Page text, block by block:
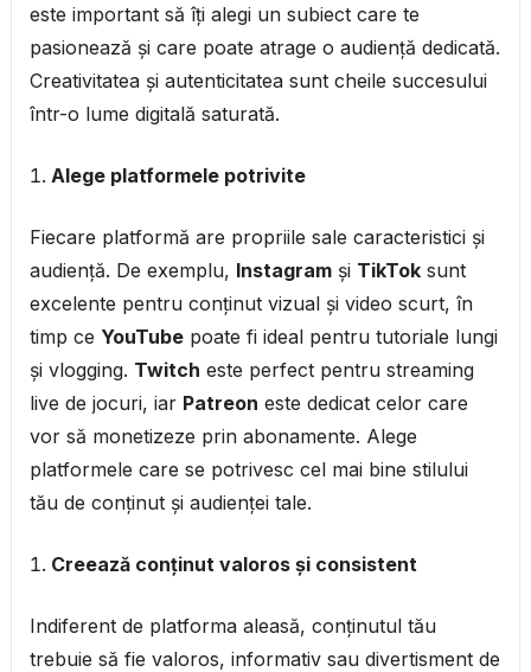
este important să îți alegi un subiect care te
pasionează și care poate atrage o audiență dedicată.
Creativitatea și autenticitatea sunt cheile succesului
într-o lume digitală saturată.
Alege platformele potrivite
Fiecare platformă are propriile sale caracteristici și
audiență. De exemplu, Instagramși TikToksunt
excelente pentru conținut vizual și video scurt, în
timp ce YouTubepoate fi ideal pentru tutoriale lungi
și vlogging. Twitch este perfect pentru streaming
live de jocuri, iar Patreon este dedicat celor care
vor să monetizeze prin abonamente. Alege
platformele care se potrivesc cel mai bine stilului
tău de conținut și audienței tale.
Creează conținut valoros și consistent
Indiferent de platforma aleasă, conținutul tău
trebuie să fie valoros, informativ sau divertisment de